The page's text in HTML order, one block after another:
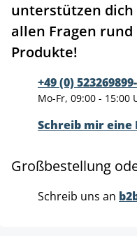
unterstützen dich
allen Fragen
Produkte!
+49 (0)
Mo-Fr, 09:00 - 15:00
Schreib mir eine
Großbestellung
Schreib uns an